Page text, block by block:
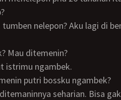
tumben nelepon? Aku lagi di
Mau ditemenin?
istrimu ngambek.
putri bossku ngambek?
ditemaninnya seharian. Bisa